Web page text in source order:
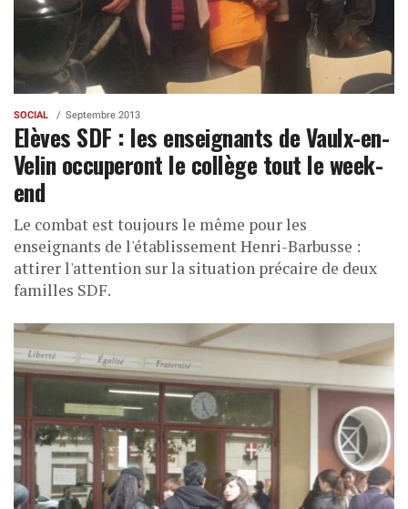
SOCIAL Septembre 2013
Elèves SDF : les enseignants de Vaulx-en-
Velin occuperont le collège tout le week-
end
Le combat est toujours le même pour les
enseignants de l'établissement Henri-Barbusse :
attirer l'attention sur la situation précaire de deux
familles SDF.